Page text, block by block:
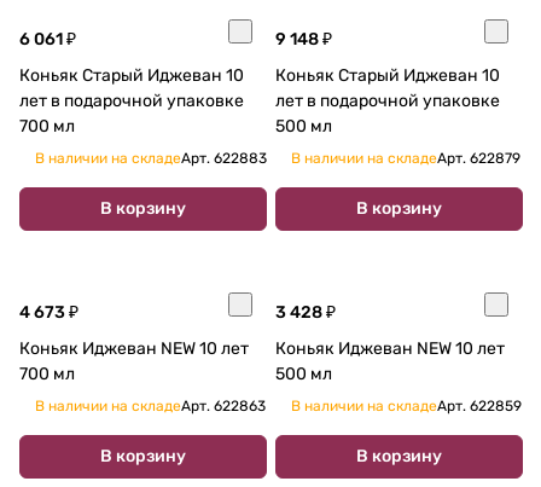
6 061 ₽
Коньяк Старый Иджеван 10
лет в подарочной упаковке
700 мл
В наличии на складеАрт. 622883
В корзину
9 148 ₽
Коньяк Старый Иджеван 10
лет в подарочной упаковке
500 мл
В наличии на складеАрт. 622879
В корзину
4 673 ₽
Коньяк Иджеван NEW 10 лет
700 мл
В наличии на складеАрт. 622863
В корзину
3 428 ₽
Коньяк Иджеван NEW 10 лет
500 мл
В наличии на складеАрт. 622859
В корзину